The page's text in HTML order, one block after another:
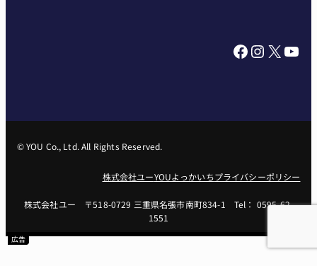
Facebook InstagramX YouTube
© YOU Co., Ltd. All Rights Reserved.
株式会社ユーYOUよっかいちプライバシーポリシー
株式会社ユー 〒518-0729 三重県名張市南町834-1 Tel： 0595-62-
1551